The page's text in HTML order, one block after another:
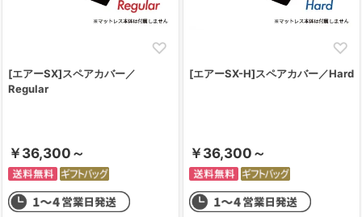
[エアーSX]スペアカバー／
Regular
￥36,300～
[エアーSX-H]スペアカバー／Hard
￥36,300～